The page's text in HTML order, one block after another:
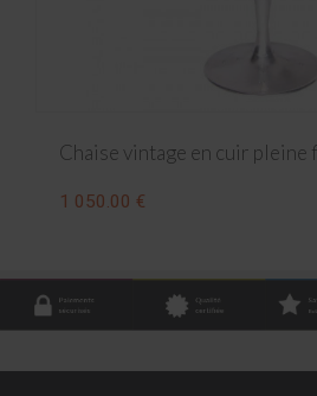
Chaise vintage en cuir pleine
1 050.00 €